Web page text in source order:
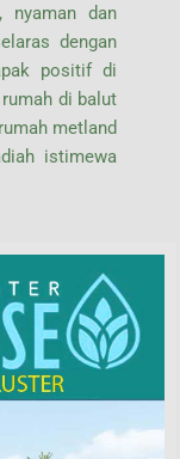
nyaman dan
dengan
positif di
rumah di balut
metland
istimewa